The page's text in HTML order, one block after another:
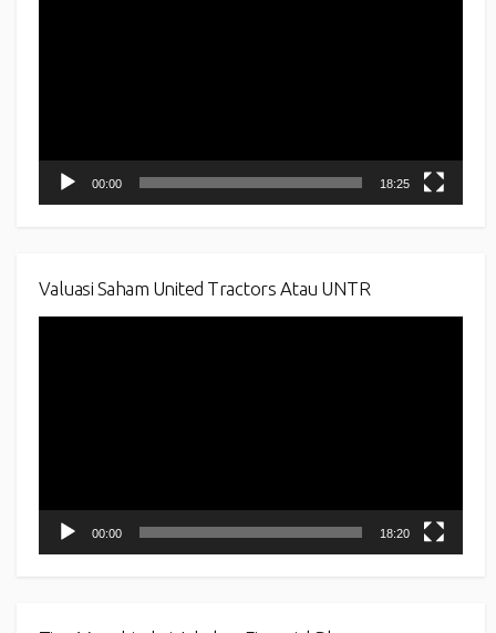
00:00 18:25
Valuasi Saham United Tractors Atau UNTR
00:00 18:20